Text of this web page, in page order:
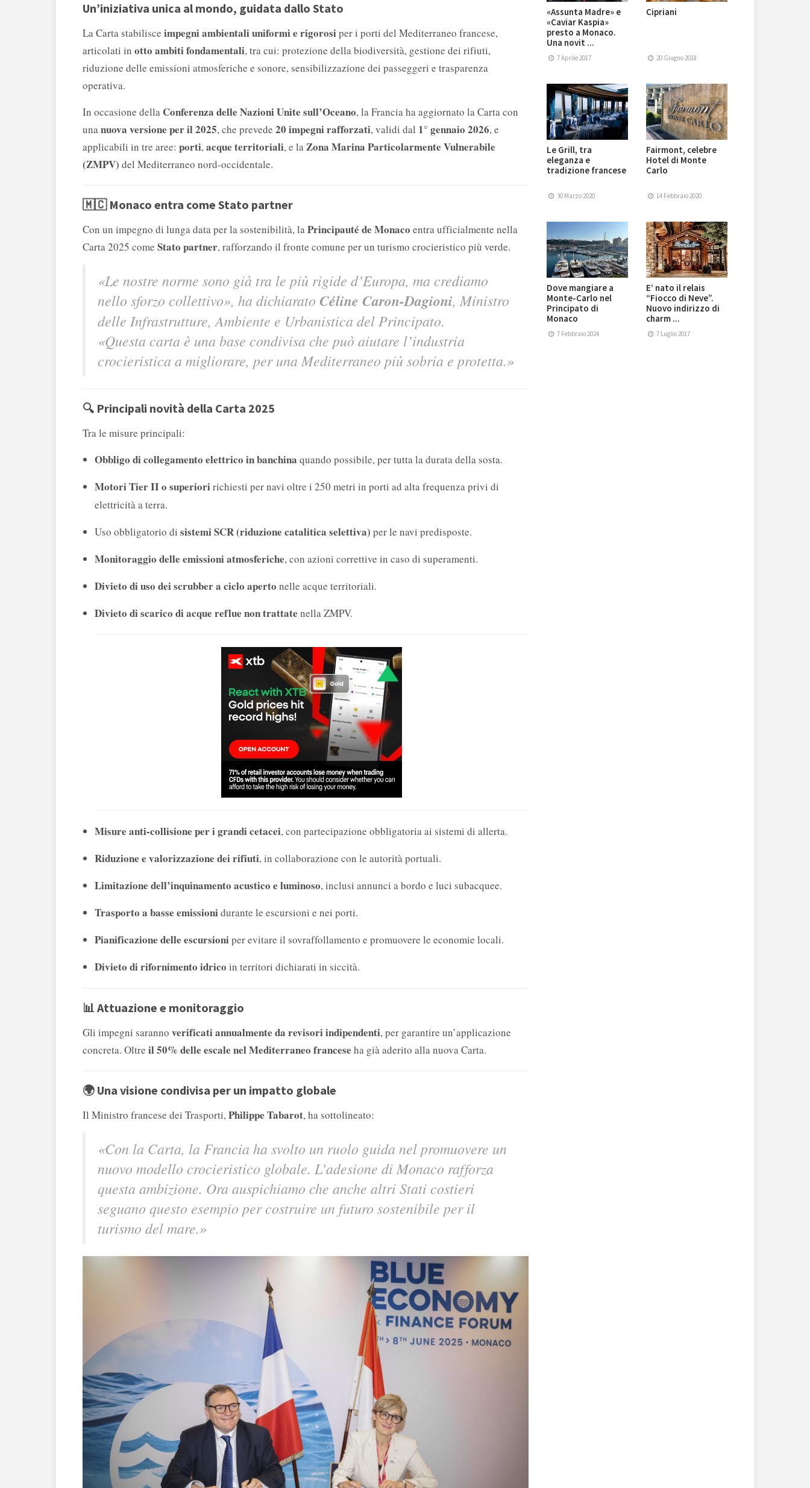
Un’iniziativa unica al mondo, guidata dallo Stato
La Carta stabilisce impegni ambientali uniformi e rigorosiper i porti del Mediterraneo francese,
articolati in otto ambiti fondamentali, tra cui: protezione della biodiversità, gestione dei rifiuti,
riduzione delle emissioni atmosferiche e sonore, sensibilizzazione dei passeggeri e trasparenza
operativa.
In occasione della Conferenza delle Nazioni Unite sull’Oceano, la Francia ha aggiornato la Carta con
unanuova versione per il 2025, che prevede 20 impegni rafforzati, validi dal 1° gennaio 2026, e
applicabili in tre aree: porti,acque territoriali, e laZona Marina Particolarmente Vulnerabile
(ZMPV) del Mediterraneo nord-occidentale.
🇲🇨 Monaco entra come Stato partner
Con un impegno di lunga data per la sostenibilità, laPrincipauté de Monaco entra ufficialmente nella
Carta 2025 come Stato partner, rafforzando il fronte comune per un turismo crocieristico più verde.
«Le nostre norme sono già tra le più rigide d’Europa, ma crediamo
nello sforzo collettivo», ha dichiarato Céline Caron-Dagioni, Ministro
delle Infrastrutture, Ambiente e Urbanistica del Principato.
«Questa carta è una base condivisa che può aiutare l’industria
crocieristica a migliorare, per una Mediterraneo più sobria e protetta.»
🔍 Principali novità della Carta 2025
Tra le misure principali:
Obbligo di collegamento elettrico in banchina quando possibile, per tutta la durata della sosta.
Motori Tier II o superioririchiesti per navi oltre i 250 metri in porti ad alta frequenza privi di
elettricità a terra.
Uso obbligatorio di sistemi SCR (riduzione catalitica selettiva) per le navi predisposte.
Monitoraggio delle emissioni atmosferiche, con azioni correttive in caso di superamenti.
Divieto di uso dei scrubber a ciclo aperto nelle acque territoriali.
Divieto di scarico di acque reflue non trattate nella ZMPV.
Misure anti-collisione per i grandi cetacei, con partecipazione obbligatoria ai sistemi di allerta.
Riduzione e valorizzazione dei rifiuti, in collaborazione con le autorità portuali.
Limitazione dell’inquinamento acustico e luminoso, inclusi annunci a bordo e luci subacquee.
Trasporto a basse emissionidurante le escursioni e nei porti.
Pianificazione delle escursioniper evitare il sovraffollamento e promuovere le economie locali.
Divieto di rifornimento idrico in territori dichiarati in siccità.
📊 Attuazione e monitoraggio
Gli impegni saranno verificati annualmente da revisori indipendenti, per garantire un’applicazione
concreta. Oltre il 50% delle escale nel Mediterraneo francese ha già aderito alla nuova Carta.
🌍 Una visione condivisa per un impatto globale
Il Ministro francese dei Trasporti,Philippe Tabarot, ha sottolineato:
«Con la Carta, la Francia ha svolto un ruolo guida nel promuovere un
nuovo modello crocieristico globale. L’adesione di Monaco rafforza
questa ambizione. Ora auspichiamo che anche altri Stati costieri
seguano questo esempio per costruire un futuro sostenibile per il
turismo del mare.»
«Assunta Madre» e
«Caviar Kaspia»
presto a Monaco.
Una novit ...
7 Aprile 2017
Cipriani
20 Giugno 2018
Le Grill, tra
eleganza e
tradizione francese
30 Marzo 2020
Fairmont, celebre
Hotel di Monte
Carlo
14 Febbraio 2020
Dove mangiare a
Monte-Carlo nel
Principato di
Monaco
7 Febbraio 2024
E’ nato il relais
“Fiocco di Neve”.
Nuovo indirizzo di
charm ...
7 Luglio 2017